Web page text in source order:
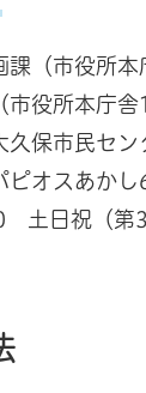
（市役所本
役所本庁舎
市民セン
オスあかし6
祝（第3日